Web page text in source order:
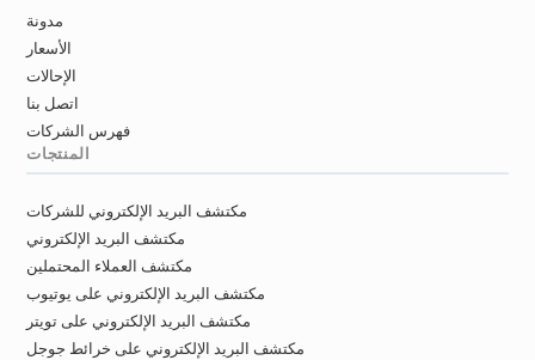
مدونة
الأسعار
الإحالات
اتصل بنا
فهرس الشركات
المنتجات
مكتشف البريد الإلكتروني للشركات
مكتشف البريد الإلكتروني
مكتشف العملاء المحتملين
مكتشف البريد الإلكتروني على يوتيوب
مكتشف البريد الإلكتروني على تويتر
مكتشف البريد الإلكتروني على خرائط جوجل